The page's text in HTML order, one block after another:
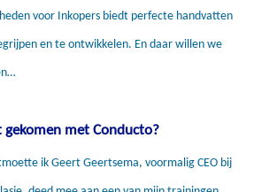
voor Inkopers biedt perfecte handvatten
en te ontwikkelen. En daar willen we
met Conducto?
ik Geert Geertsema, voormalig CEO bij